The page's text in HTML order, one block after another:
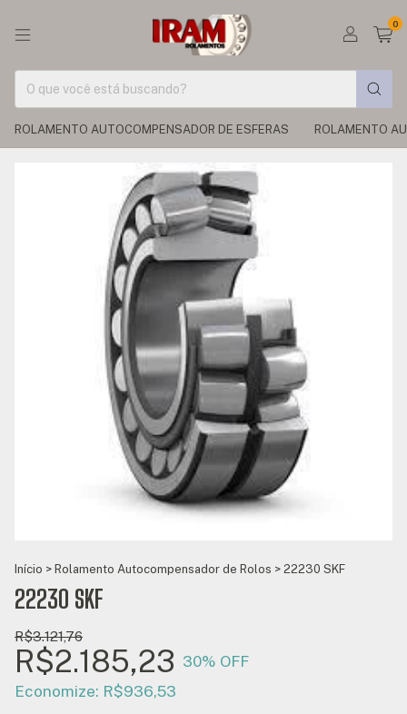
0
ROLAMENTO AUTOCOMPENSADOR DE ESFERAS ROLAMENTO
Início > Rolamento Autocompensador de Rolos > 22230 SKF
22230 SKF
R$3.121,76
R$2.185,23 30% OFF
Economize: R$936,53